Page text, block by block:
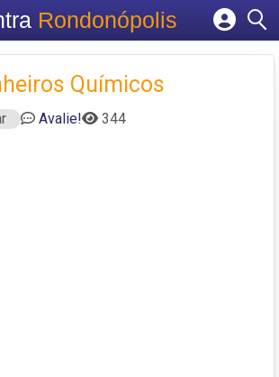
Rondonópolis
Cadastrar empresa
Criar conta
Químicos
Avalie! 344